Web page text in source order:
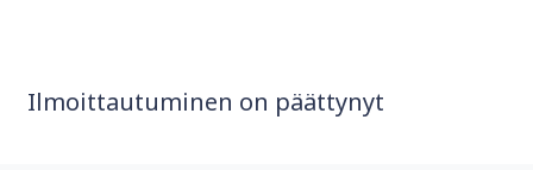
Ilmoittautuminen on päättynyt